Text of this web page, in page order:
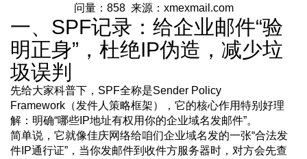
问量：858 来源：xmexmail.com
一、SPF记录：给企业邮件“验
明正身”，杜绝IP伪造，减少垃
圾误判
先给大家科普下，SPF全称是Sender Policy
Framework（发件人策略框架），它的核心作用特别好理
解：明确“哪些IP地址有权用你的企业域名发邮件”。
简单说，它就像佳庆网络给咱们企业域名发的一张“合法发
件IP通行证”，当你发邮件到收件方服务器时，对方会先查